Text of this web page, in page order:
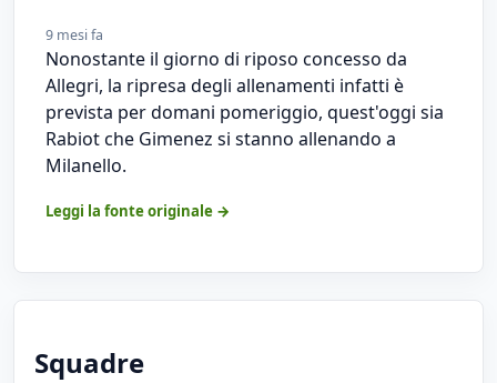
9 mesi fa
Nonostante il giorno di riposo concesso da
Allegri, la ripresa degli allenamenti infatti è
prevista per domani pomeriggio, quest'oggi sia
Rabiot che Gimenez si stanno allenando a
Milanello.
Leggi la fonte originale →
Squadre